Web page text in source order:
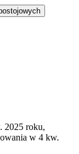
2025 roku,
w 4 kw.